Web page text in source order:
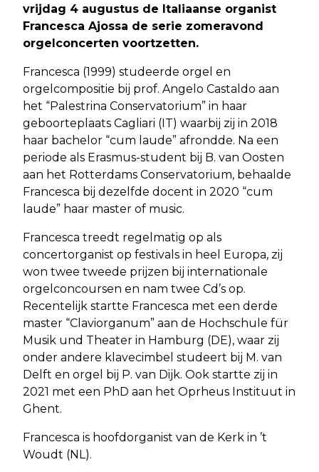
vrijdag 4 augustus de Italiaanse organist
Francesca Ajossa de serie zomeravond
orgelconcerten voortzetten.
Francesca (1999) studeerde orgel en
orgelcompositie bij prof. Angelo Castaldo aan
het “Palestrina Conservatorium” in haar
geboorteplaats Cagliari (IT) waarbij zij in 2018
haar bachelor “cum laude” afrondde. Na een
periode als Erasmus-student bij B. van Oosten
aan het Rotterdams Conservatorium, behaalde
Francesca bij dezelfde docent in 2020 “cum
laude” haar master of music.
Francesca treedt regelmatig op als
concertorganist op festivals in heel Europa, zij
won twee tweede prijzen bij internationale
orgelconcoursen en nam twee Cd’s op.
Recentelijk startte Francesca met een derde
master “Claviorganum” aan de Hochschule für
Musik und Theater in Hamburg (DE), waar zij
onder andere klavecimbel studeert bij M. van
Delft en orgel bij P. van Dijk. Ook startte zij in
2021 met een PhD aan het Oprheus Instituut in
Ghent.
Francesca is hoofdorganist van de Kerk in ’t
Woudt (NL).